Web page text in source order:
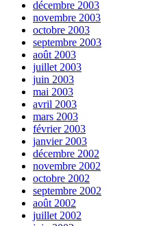
décembre 2003
novembre 2003
octobre 2003
septembre 2003
août 2003
juillet 2003
juin 2003
mai 2003
avril 2003
mars 2003
février 2003
janvier 2003
décembre 2002
novembre 2002
octobre 2002
septembre 2002
août 2002
juillet 2002